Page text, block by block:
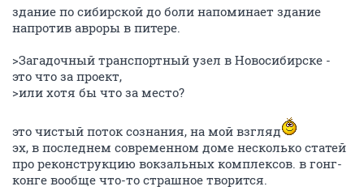
здание по сибирской до боли напоминает здание
напротив авроры в питере.
>Загадочный транспортный узел в Новосибирске -
это что за проект,
>или хотя бы что за место?
это чистый поток сознания, на мой взгляд
эх, в последнем современном доме несколько статей
про реконструкцию вокзальных комплексов. в гонг-
конге вообще что-то страшное творится.